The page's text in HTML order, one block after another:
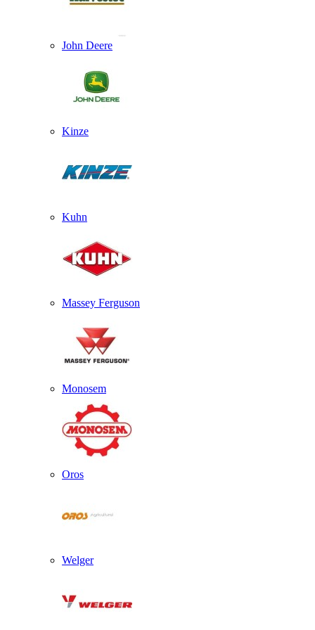
John Deere
Kinze
Kuhn
Massey Ferguson
Monosem
Oros
Welger